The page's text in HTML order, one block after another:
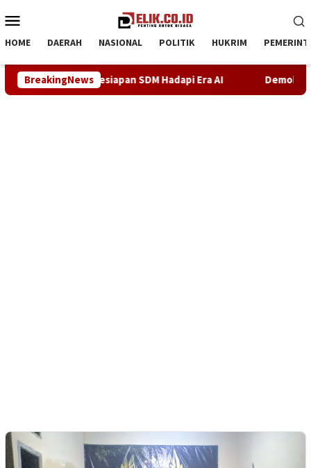
ke
Mobile
HOME DAERAH NASIONAL POLITIK HUKRIM
BreakingNews
SDM Hadapi Era AI Demokrat Karawang Terus